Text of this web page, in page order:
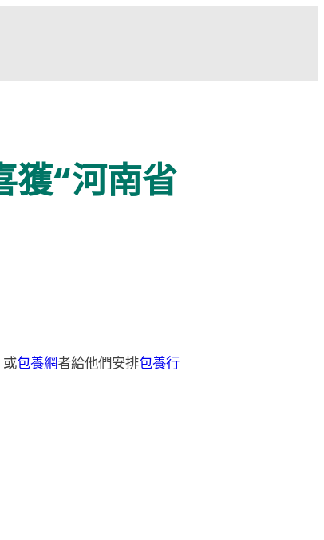
“河南省
或包養網者給他們安排包養行